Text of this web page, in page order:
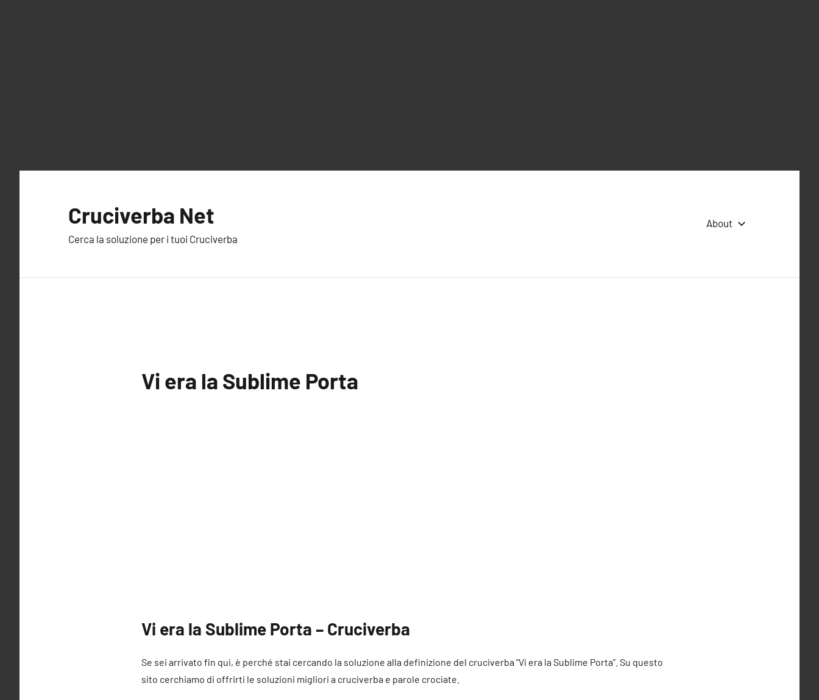
Cruciverba Net
Cerca la soluzione per i tuoi Cruciverba
About
Vi era la Sublime Porta
Vi era la Sublime Porta – Cruciverba
Se sei arrivato fin qui, è perché stai cercando la soluzione alla definizione del cruciverba “Vi era la Sublime Porta”. Su questo
sito cerchiamo di offrirti le soluzioni migliori a cruciverba e parole crociate.